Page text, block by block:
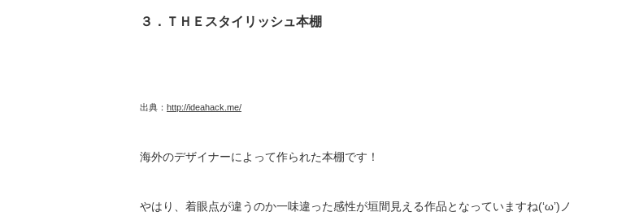
３．ＴＨＥスタイリッシュ本棚
出典： http://ideahack.me/
海外のデザイナーによって作られた本棚です！
やはり、着眼点が違うのか一味違った感性が垣間見える作品となっていますね(‘ω’)ノ